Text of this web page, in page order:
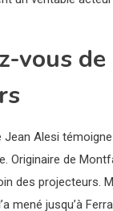
vous de
Alesi
Originaire de
des projecteurs.
mené jusqu’à